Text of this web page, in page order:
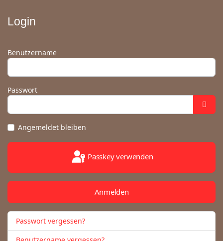
Login
Benutzername
Passwort
Angemeldet bleiben
Passkey verwenden
Anmelden
Passwort vergessen?